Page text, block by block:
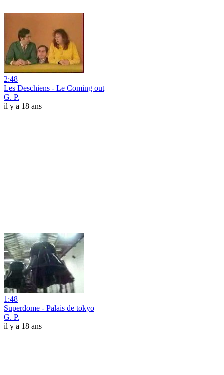
2:48
Les Deschiens - Le Coming out
G. P.
il y a 18 ans
1:48
Superdome - Palais de tokyo
G. P.
il y a 18 ans